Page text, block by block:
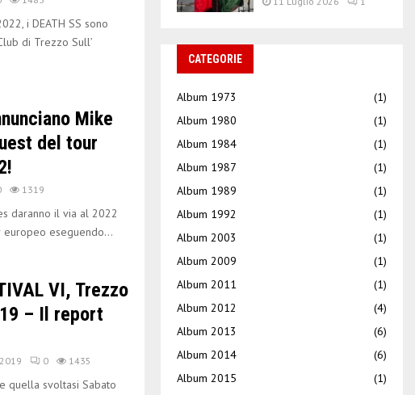
i DEATH SS sono
di Trezzo Sull’
Mike
del tour
1319
daranno il via al 2022
europeo eseguendo...
VI, Trezzo
– Il report
0 1435
quella svoltasi Sabato
CATEGORIE
Album 1973
(1)
Album 1980
(1)
Album 1984
(1)
Album 1987
(1)
Album 1989
(1)
Album 1992
(1)
Album 2003
(1)
Album 2009
(1)
Album 2011
(1)
Album 2012
(4)
Album 2013
(6)
Album 2014
(6)
Album 2015
(1)